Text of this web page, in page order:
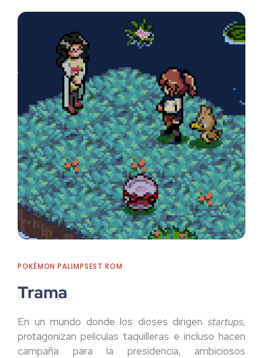
POKÉMON PALIMPSEST ROM
Trama
En un mundo donde los dioses dirigen startups,
protagonizan películas taquilleras e incluso hacen
campaña para la presidencia, ambiciosos